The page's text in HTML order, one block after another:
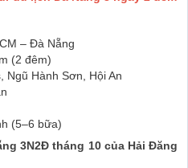
– Đà Nẵng
(2 đêm)
Ngũ Hành Sơn, Hội An
(5–6 bữa)
3N2Đ tháng 10 của Hải Đăng